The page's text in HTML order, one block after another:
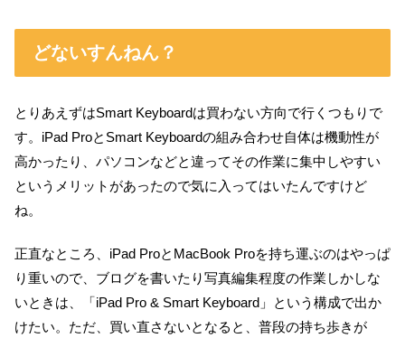
どないすんねん？
とりあえずはSmart Keyboardは買わない方向で行くつもりで
す。iPad ProとSmart Keyboardの組み合わせ自体は機動性が
高かったり、パソコンなどと違ってその作業に集中しやすい
というメリットがあったので気に入ってはいたんですけど
ね。
正直なところ、iPad ProとMacBook Proを持ち運ぶのはやっぱ
り重いので、ブログを書いたり写真編集程度の作業しかしな
いときは、「iPad Pro & Smart Keyboard」という構成で出か
けたい。ただ、買い直さないとなると、普段の持ち歩きが